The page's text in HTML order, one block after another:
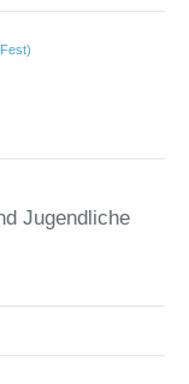
Jugendliche